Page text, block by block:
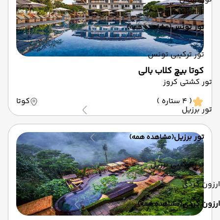
تور تونس(مشاهده همه)
تور ترکیبی تونس
تور کشتی کروز
تور برزیل
تور برزیل(مشاهده همه)
تور ترکیبی برزیل
ارزون گردی
ارزون گردی(مشاهده همه)
کوتا بیچ کلاب بالی
( 4 ستاره ) کوتا